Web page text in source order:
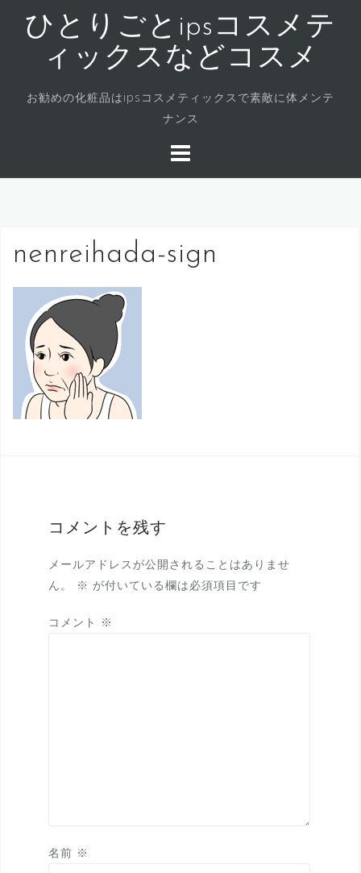
ッ
ひとりごとipsコスメテ
ィックスなどコスメ
お勧めの化粧品はipsコスメティックスで素敵に体メンテ
ナンス
nenreihada-sign
コメントを残す
メールアドレスが公開されることはありませ
ん。
※ が付いている欄は必須項目です
コメント ※
名前 ※